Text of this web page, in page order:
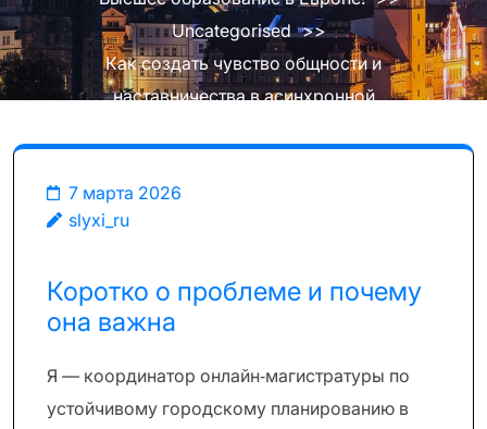
Uncategorised >>
Как создать чувство общности и
наставничества в асинхронной
7 марта 2026
slyxi_ru
Коротко о проблеме и почему
она важна
Я — координатор онлайн‑магистратуры по
устойчивому городскому планированию в